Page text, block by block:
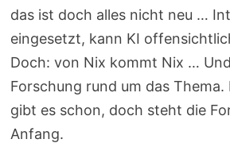
das ist doch alles nicht neu …
eingesetzt, kann KI
Doch: von Nix kommt Nix …
Forschung rund um das Thema.
gibt es schon, doch steht die
Anfang.